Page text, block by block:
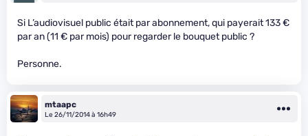
Si L’audiovisuel public était par abonnement, qui payerait 133 €
par an (11 € par mois) pour regarder le bouquet public ?
Personne.
mtaapc
Le 26/11/2014 à 16h49